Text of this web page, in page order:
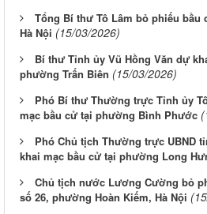
Tổng Bí thư Tô Lâm bỏ phiếu
Hà Nội (15/03/2026)
Bí thư Tỉnh ủy Vũ Hồng Văn dự
phường Trấn Biên (15/03/2026)
Phó Bí thư Thường trực Tỉnh ủy
mạc bầu cử tại phường Bình Phước
Phó Chủ tịch Thường trực UBND
khai mạc bầu cử tại phường Long
Chủ tịch nước Lương Cường bỏ
số 26, phường Hoàn Kiếm, Hà Nội